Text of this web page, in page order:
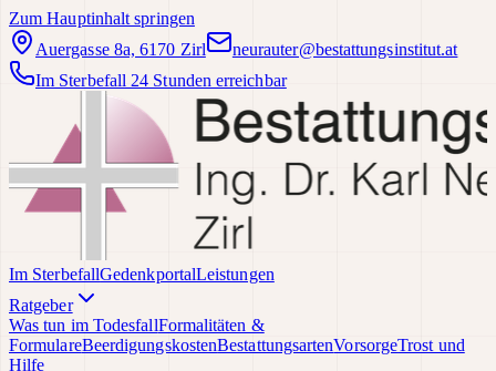
Zum Hauptinhalt springen
Auergasse 8a, 6170 Zirl
neurauter@bestattungsinstitut.at
Im Sterbefall 24 Stunden erreichbar
Im SterbefallGedenkportalLeistungen
Ratgeber
Was tun im TodesfallFormalitäten &
FormulareBeerdigungskostenBestattungsartenVorsorgeTrost und
Hilfe